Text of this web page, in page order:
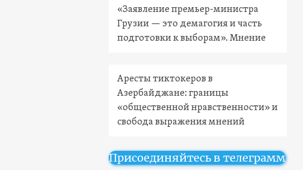
«Заявление премьер-министра
Грузии — это демагогия и часть
подготовки к выборам». Мнение
Аресты тиктокеров в
Азербайджане: границы
«общественной нравственности» и
свобода выражения мнений
Присоединяйтесь в телеграмм